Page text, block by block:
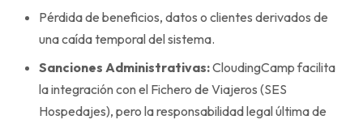
Pérdida de beneficios, datos o clientes derivados de
una caída temporal del sistema.
Sanciones Administrativas:CloudingCamp facilita
la integración con el Fichero de Viajeros (SES
Hospedajes), pero la responsabilidad legal última de